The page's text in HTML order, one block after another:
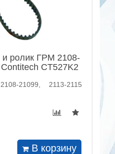
и ролик ГРМ 2108-
CT527K2
21099, 2113-2115
В корзину